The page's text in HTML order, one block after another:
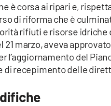
è corsa ai ripari e,
di riforma che è
rifiuti e risorse
21 marzo, aveva
l’aggiornamento del
di recepimento delle